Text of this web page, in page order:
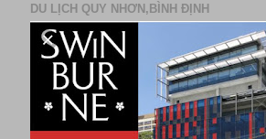
DU LỊCH QUY NHƠN,BÌNH ĐỊNH